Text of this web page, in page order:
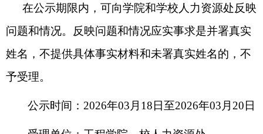
在公示期限内，可向学院和学校人力资源处反映
问题和情况。反映问题和情况应实事求是并署真实
姓名，不提供具体事实材料和未署真实姓名的，不
予受理。
公示时间： 2026年03 月 18 日至2026年03 月 20 日